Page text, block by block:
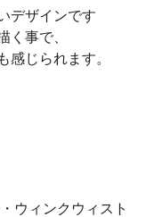
デザインです
く事で、
感じられます。
ウィンクウィスト